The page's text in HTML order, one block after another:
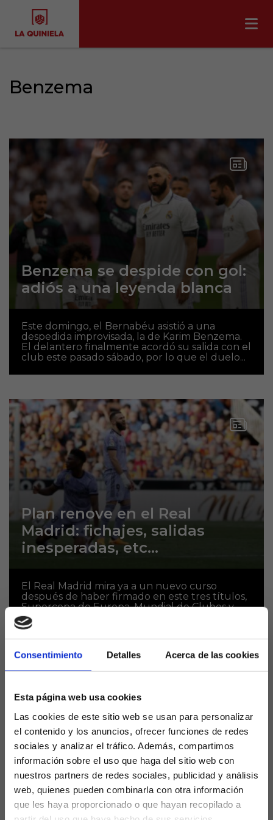
Consentimiento Detalles Acerca de las cookies
Esta página web usa cookies
Las cookies de este sitio web se usan para personalizar
el contenido y los anuncios, ofrecer funciones de redes
sociales y analizar el tráfico. Además, compartimos
información sobre el uso que haga del sitio web con
nuestros partners de redes sociales, publicidad y análisis
web, quienes pueden combinarla con otra información
que les haya proporcionado o que hayan recopilado a
Benzema
Benzema se despide con gol:
adiós a una leyenda blanca
Este domingo, el Bernabéu asistió a una
despedida improvisada, la de Karim Benzema.
El delantero finalmente acordó su salida con el
club este pasado sábado, por lo que el duelo...
Plan renove en el Real
Madrid: fichajes, salidas
inesperadas, etc…
El Real Madrid mira ya a un nuevo curso
después de haber firmado en este tres títulos,
Supercopa de Europa, Mundial de Clubes y
Copa del Rey. Aunque la temporada...
Benzema y Lewandowski
prolongan su sequía
anotadora